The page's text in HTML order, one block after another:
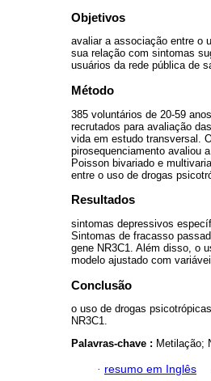
Objetivos
avaliar a associação entre o
sua relação com sintomas
usuários da rede pública de
Método
385 voluntários de 20-59
recrutados para avaliação
vida em estudo transversal.
pirosequenciamento avaliou
Poisson bivariado e
entre o uso de drogas
Resultados
sintomas depressivos
Sintomas de fracasso
gene NR3C1. Além disso, o
modelo ajustado com
Conclusão
o uso de drogas
NR3C1.
Palavras-chave : Metilação;
· resumo em Inglês